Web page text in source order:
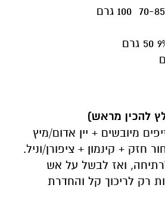
להכין מראש)
מיובשים + יין אדום/מיץ
חזק + קינמון + ציפורן/וניל.
ואז לבשל על אש
8–10 דקות רק לריכוך קל והחדרת